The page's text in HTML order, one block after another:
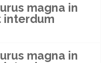
magna in
interdum
magna in